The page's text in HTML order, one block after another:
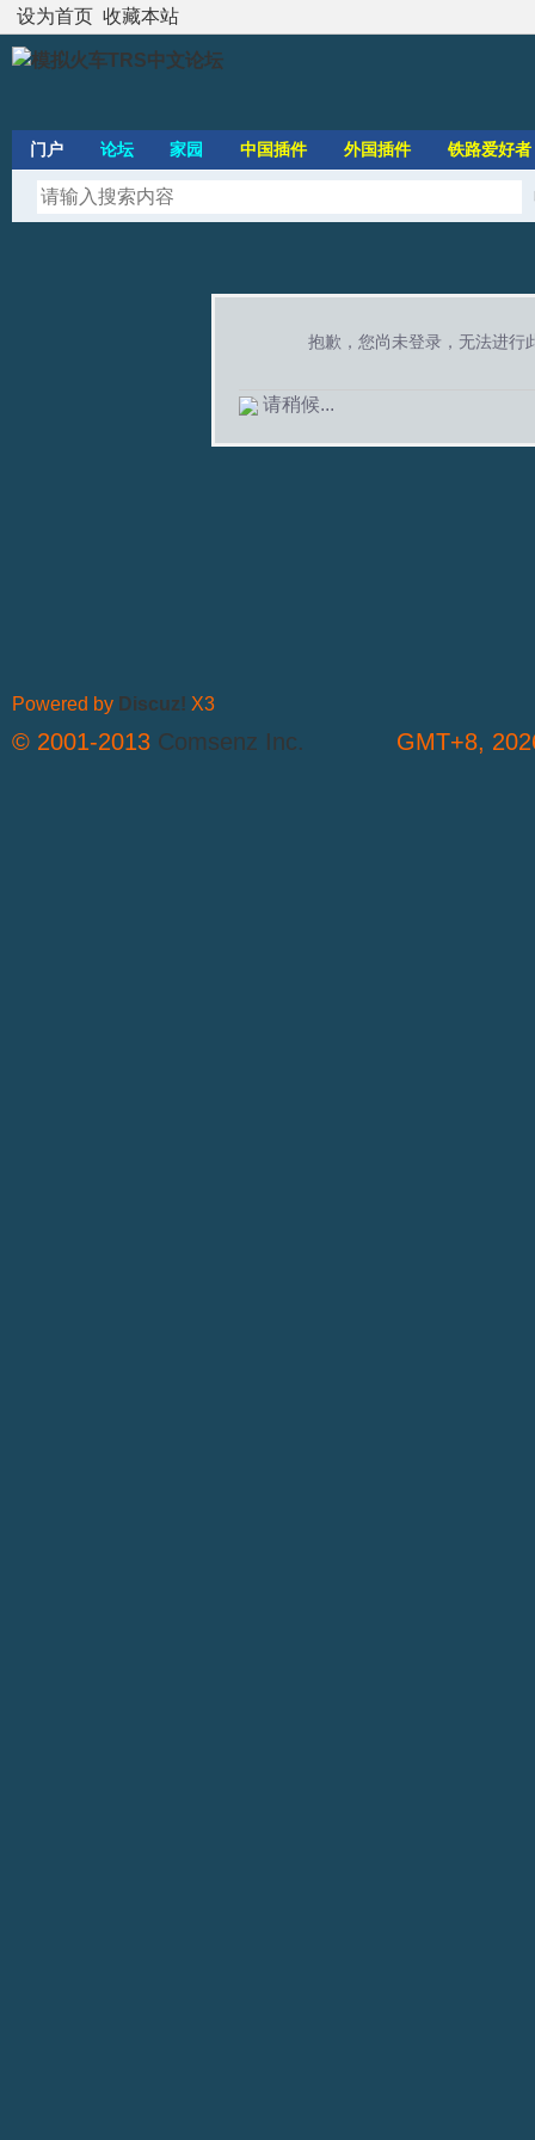
设为首页 收藏本站
门户 论坛 家园 中国插件 外国插件 铁路爱好者
抱歉，您尚未登录，无法进行
请稍候...
GMT+8,
Powered by Discuz! X3
© 2001-2013 Comsenz Inc.